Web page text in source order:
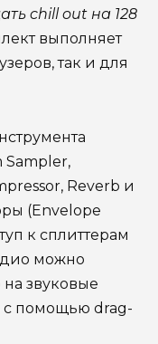
chill out на 128
выполняет
так и для
Sampler,
Reverb и
(Envelope
к сплиттерам
можно
звуковые
с помощью drag-